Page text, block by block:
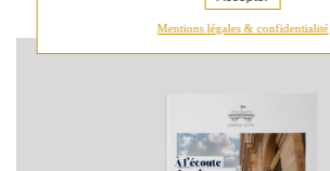
Mentions légales & confidentialité